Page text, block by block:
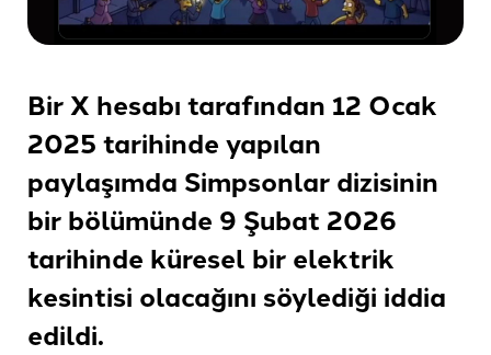
Bir X hesabı tarafından 12 Ocak
2025 tarihinde yapılan
paylaşımda Simpsonlar dizisinin
bir bölümünde 9 Şubat 2026
tarihinde küresel bir elektrik
kesintisi olacağını söylediği iddia
edildi.